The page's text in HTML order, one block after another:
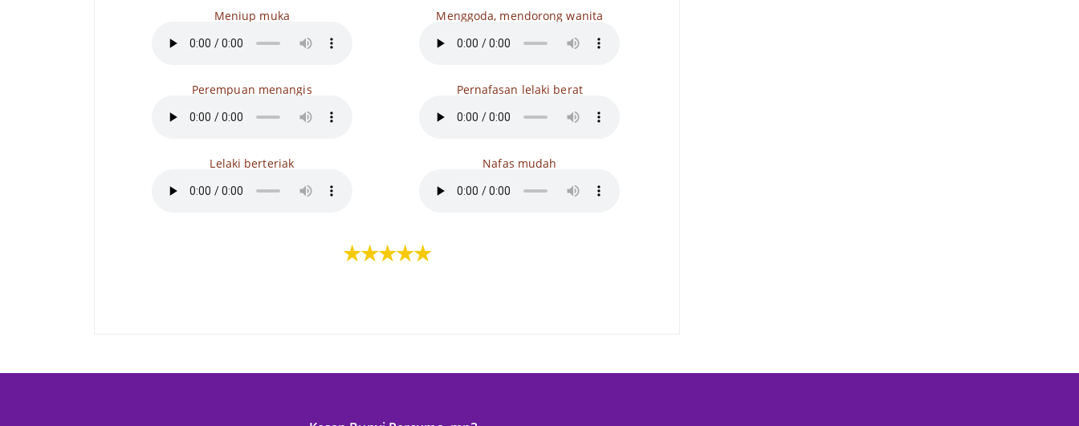
Meniup muka
Perempuan menangis
Lelaki berteriak
Menggoda, mendorong wanita
Pernafasan lelaki berat
Nafas mudah
★★★★★